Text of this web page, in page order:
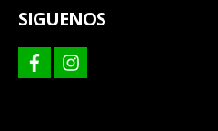
SIGUENOS
facebookinstagram